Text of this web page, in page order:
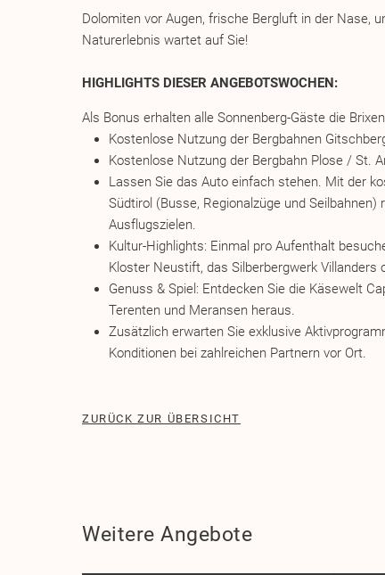
Dolomiten vor Augen, frische Bergluft in der Nase,
Naturerlebnis wartet auf Sie!
HIGHLIGHTS DIESER ANGEBOTSWOCHEN:
Als Bonus erhalten alle Sonnenberg-Gäste die
Kostenlose Nutzung der Bergbahnen
Kostenlose Nutzung der Bergbahn Plose / St.
Lassen Sie das Auto einfach stehen. Mit der
Südtirol (Busse, Regionalzüge und
Ausflugszielen.
Kultur-Highlights: Einmal pro Aufenthalt
Kloster Neustift, das Silberbergwerk Villanders
Genuss & Spiel: Entdecken Sie die Käsewelt
Terenten und Meransen heraus.
Zusätzlich erwarten Sie exklusive
Konditionen bei zahlreichen Partnern vor Ort.
ZURÜCK ZUR ÜBERSICHT
Weitere Angebote